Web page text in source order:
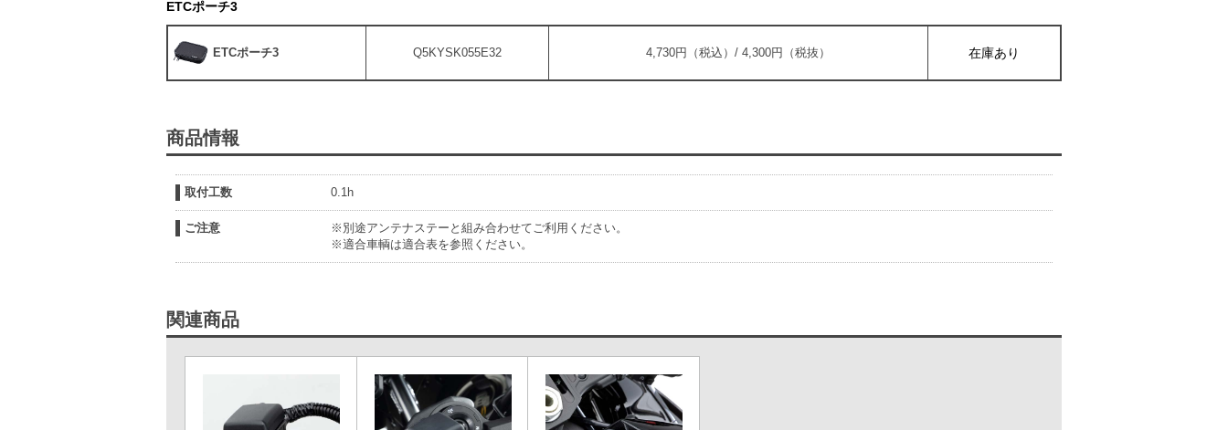
ETCポーチ3
ETCポーチ3 Q5KYSK055E32 4,730円（税込）/ 4,300円（税抜） 在庫あり
商品情報
取付工数 0.1h
ご注意
※別途アンテナステーと組み合わせてご利用ください。
※適合車輌は適合表を参照ください。
関連商品